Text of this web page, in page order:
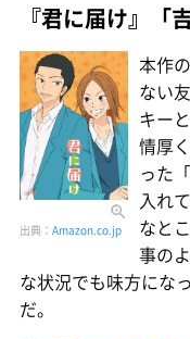
『君に届け』「
出典： Amazon.co.jp
本作
ない
キー
情厚
った
入れ
なと
事の
な状況でも味方にな
だ。